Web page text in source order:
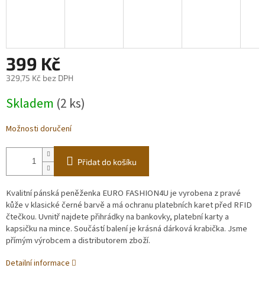
399 Kč
329,75 Kč bez DPH
cena:
Skladem (2 ks)
Možnosti doručení
Přidat do košíku
Kvalitní pánská peněženka EURO FASHION4U je vyrobena z pravé
kůže v klasické černé barvě a má ochranu platebních karet před RFID
čtečkou. Uvnitř najdete přihrádky na bankovky, platební karty a
kapsičku na mince. Součástí balení je krásná dárková krabička. Jsme
přímým výrobcem a distributorem zboží.
Detailní informace